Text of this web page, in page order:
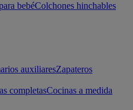
bebéColchones hinchables
auxiliaresZapateros
completasCocinas a medida